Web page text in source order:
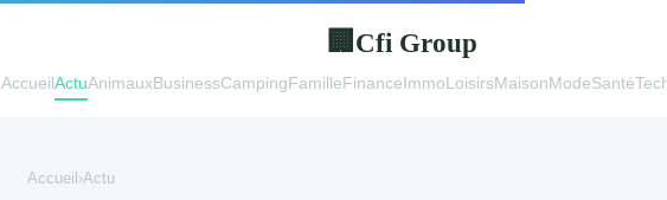
🏢 Cfi Group
AccueilActuAnimauxBusinessCampingFamilleFinanceImmoLoisirsMaisonModeSanté
Accueil ›Actu